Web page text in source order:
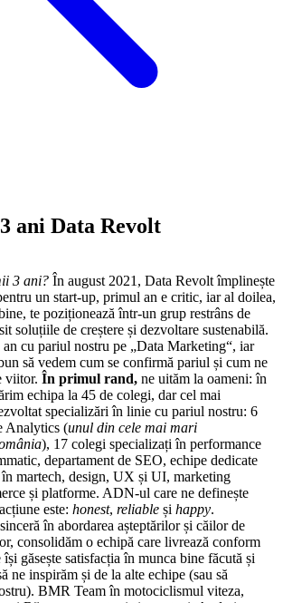
ani Data Revolt
3 ani? În august 2021, Data Revolt împlinește
un start-up, primul an e critic, iar al doilea,
te poziționează într-un grup restrâns de
soluțiile de creștere și dezvoltare sustenabilă.
cu pariul nostru pe „Data Marketing“, iar
să vedem cum se confirmă pariul și cum ne
viitor. În primul rand, ne uităm la oameni: în
echipa la 45 de colegi, dar cel mai
specializări în linie cu pariul nostru: 6
Analytics (unul din cele mai mari
), 17 colegi specializați în performance
departament de SEO, echipe dedicate
martech, design, UX și UI, marketing
și platforme. ADN-ul care ne definește
este: honest, reliable și happy.
în abordarea așteptărilor și căilor de
consolidăm o echipă care livrează conform
găsește satisfacția în munca bine făcută și
ne inspirăm și de la alte echipe (sau să
BMR Team în motociclismul viteza,